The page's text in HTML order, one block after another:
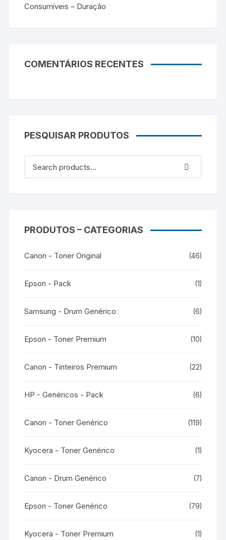
Consumíveis – Duração
COMENTÁRIOS RECENTES
PESQUISAR PRODUTOS
PRODUTOS – CATEGORIAS
Canon - Toner Original (46)
Epson - Pack (1)
Samsung - Drum Genérico (6)
Epson - Toner Premium (10)
Canon - Tinteiros Premium (22)
HP - Genéricos - Pack (6)
Canon - Toner Genérico (119)
Kyocera - Toner Genérico (1)
Canon - Drum Genérico (7)
Epson - Toner Genérico (79)
Kyocera - Toner Premium (1)